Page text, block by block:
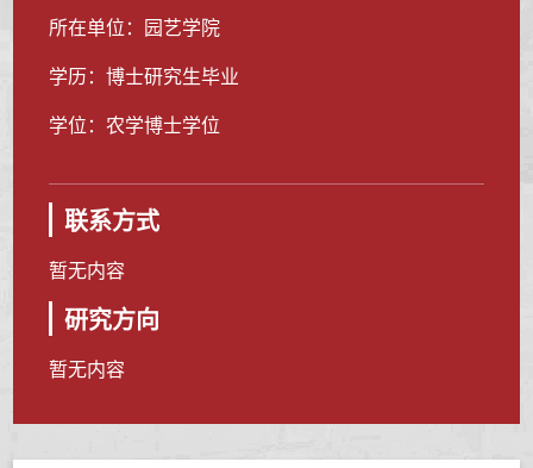
所在单位：园艺学院
学历：博士研究生毕业
学位：农学博士学位
联系方式
暂无内容
研究方向
暂无内容